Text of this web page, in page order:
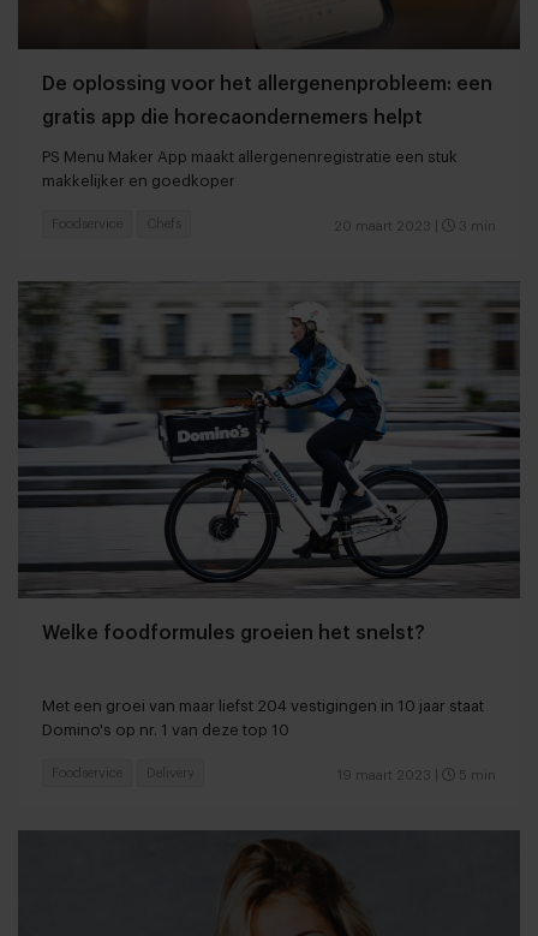
De oplossing voor het allergenenprobleem: een
gratis app die horecaondernemers helpt
PS Menu Maker App maakt allergenenregistratie een stuk
makkelijker en goedkoper
20 maart 2023 3 min
Foodservice Chefs
Welke foodformules groeien het snelst?
Met een groei van maar liefst 204 vestigingen in 10 jaar staat
Domino's op nr. 1 van deze top 10
19 maart 2023 5 min
Foodservice Delivery